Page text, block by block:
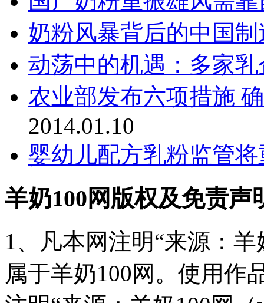
奶粉风暴背后的中国制
动荡中的机遇：多家
农业部发布六项措施
2014.01.10
婴幼儿配方乳粉监管
羊奶100网版权及免责声
1、凡本网注明“来源：
属于羊奶100网。使用作